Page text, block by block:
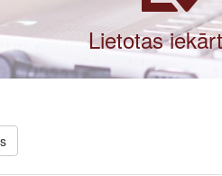
Lietotas